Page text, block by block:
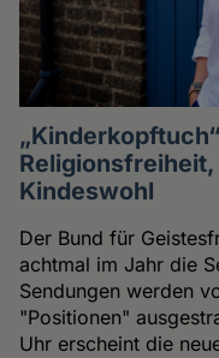
Kindeswohl
Der Bund für
achtmal im Jahr die
Sendungen werden
"Positionen"
Uhr erscheint die